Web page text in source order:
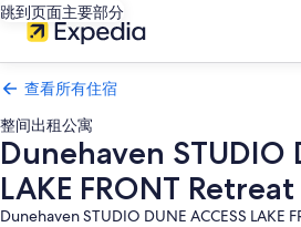
跳到页面主要部分
查看所有住宿
整间出租公寓
Dunehaven STUDIO
LAKE FRONT Retreat
Dunehaven STUDIO DUNE ACCESS LAKE